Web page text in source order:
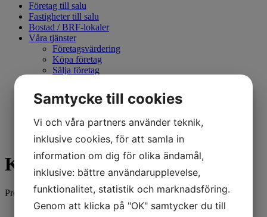
Företag till salu
Fastigheter till salu
Bostad / BRF-lokaler
Våra tjänster
Företagsvärdering
Köpa företag
Sälja företag
Företagskonsultation
Franchise
Kommersiella fastigheter
Kontakta oss
Kommersiell fastighet
Produkter per sida
Samtycke till cookies
Vi och våra partners använder teknik,
inklusive cookies, för att samla in
information om dig för olika ändamål,
inklusive: bättre användarupplevelse,
funktionalitet, statistik och marknadsföring.
Genom att klicka på "OK" samtycker du till